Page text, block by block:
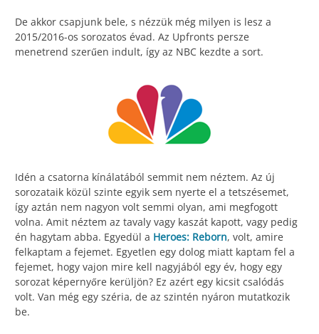
De akkor csapjunk bele, s nézzük még milyen is lesz a
2015/2016-os sorozatos évad. Az Upfronts persze
menetrend szerűen indult, így az NBC kezdte a sort.
Idén a csatorna kínálatából semmit nem néztem. Az új
sorozataik közül szinte egyik sem nyerte el a tetszésemet,
így aztán nem nagyon volt semmi olyan, ami megfogott
volna. Amit néztem az tavaly vagy kaszát kapott, vagy pedig
én hagytam abba. Egyedül a Heroes: Reborn, volt, amire
felkaptam a fejemet. Egyetlen egy dolog miatt kaptam fel a
fejemet, hogy vajon mire kell nagyjából egy év, hogy egy
sorozat képernyőre kerüljön? Ez azért egy kicsit csalódás
volt. Van még egy széria, de az szintén nyáron mutatkozik
be.